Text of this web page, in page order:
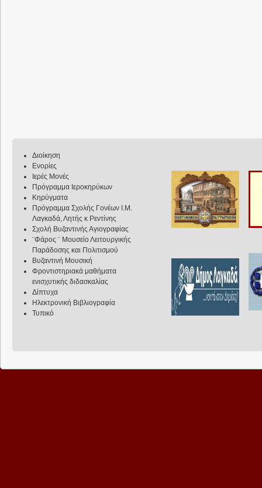
Διοίκηση
Ενορίες
Ιερές Μονές
Πρόγραμμα Ιεροκηρύκων
Κηρύγματα
Πρόγραμμα Σχολής Γονέων Ι.Μ.
Λαγκαδά, Λητής κ Ρεντίνης
Σχολή Βυζαντινής Αγιογραφίας
¨Φάρος ¨ Μουσείο Λειτουργικής
Παράδοσης και Πολιτισμού
Βυζαντινή Μουσική
Φροντιστηριακά μαθήματα
ενισχυτικής διδασκαλίας
Δίπτυχα
Ηλεκτρονική Βιβλιογραφία
Τυπικό